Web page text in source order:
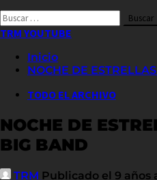
Buscar
por:
TRM YOUTUBE
Inicio
NOCHE DE
TODO EL ARCHIVO
NOCHE DE
BIG BAND
TRM Publicado el 9 años